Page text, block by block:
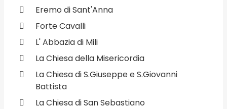
Eremo di Sant'Anna
Forte Cavalli
L' Abbazia di Mili
La Chiesa della Misericordia
La Chiesa di S.Giuseppe e S.Giovanni
Battista
La Chiesa di San Sebastiano